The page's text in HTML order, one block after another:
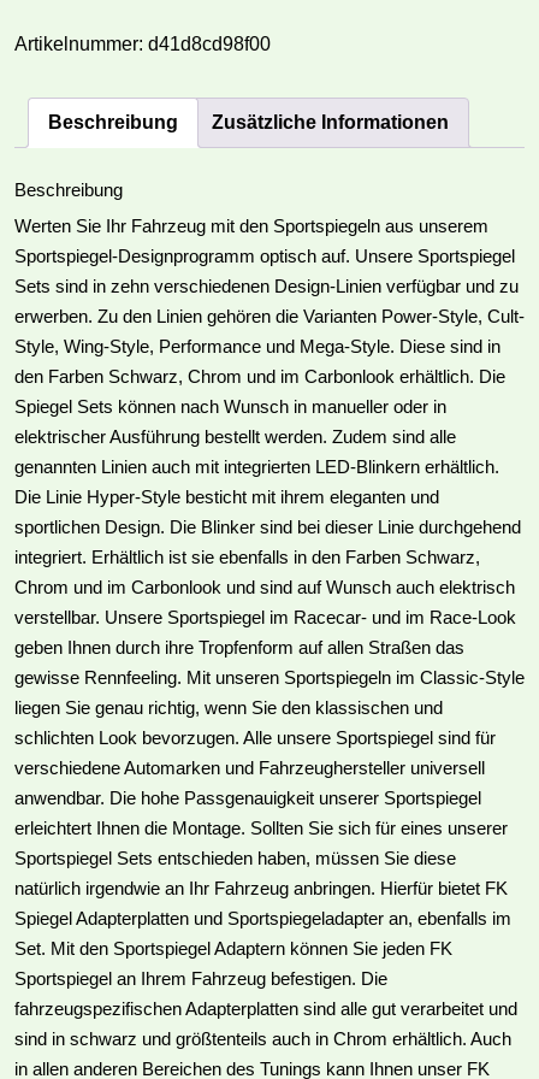
Style
Audi
8E
01-
04
Artikelnummer: d41d8cd98f00
Beschreibung Zusätzliche Informationen
Beschreibung
Werten Sie Ihr Fahrzeug mit den Sportspiegeln aus unserem
Sportspiegel-Designprogramm optisch auf. Unsere Sportspiegel
Sets sind in zehn verschiedenen Design-Linien verfügbar und zu
erwerben. Zu den Linien gehören die Varianten Power-Style, Cult-
Style, Wing-Style, Performance und Mega-Style. Diese sind in
den Farben Schwarz, Chrom und im Carbonlook erhältlich. Die
Spiegel Sets können nach Wunsch in manueller oder in
elektrischer Ausführung bestellt werden. Zudem sind alle
genannten Linien auch mit integrierten LED-Blinkern erhältlich.
Die Linie Hyper-Style besticht mit ihrem eleganten und
sportlichen Design. Die Blinker sind bei dieser Linie durchgehend
integriert. Erhältlich ist sie ebenfalls in den Farben Schwarz,
Chrom und im Carbonlook und sind auf Wunsch auch elektrisch
verstellbar. Unsere Sportspiegel im Racecar- und im Race-Look
geben Ihnen durch ihre Tropfenform auf allen Straßen das
gewisse Rennfeeling. Mit unseren Sportspiegeln im Classic-Style
liegen Sie genau richtig, wenn Sie den klassischen und
schlichten Look bevorzugen. Alle unsere Sportspiegel sind für
verschiedene Automarken und Fahrzeughersteller universell
anwendbar. Die hohe Passgenauigkeit unserer Sportspiegel
erleichtert Ihnen die Montage. Sollten Sie sich für eines unserer
Sportspiegel Sets entschieden haben, müssen Sie diese
natürlich irgendwie an Ihr Fahrzeug anbringen. Hierfür bietet FK
Spiegel Adapterplatten und Sportspiegeladapter an, ebenfalls im
Set. Mit den Sportspiegel Adaptern können Sie jeden FK
Sportspiegel an Ihrem Fahrzeug befestigen. Die
fahrzeugspezifischen Adapterplatten sind alle gut verarbeitet und
sind in schwarz und größtenteils auch in Chrom erhältlich. Auch
in allen anderen Bereichen des Tunings kann Ihnen unser FK